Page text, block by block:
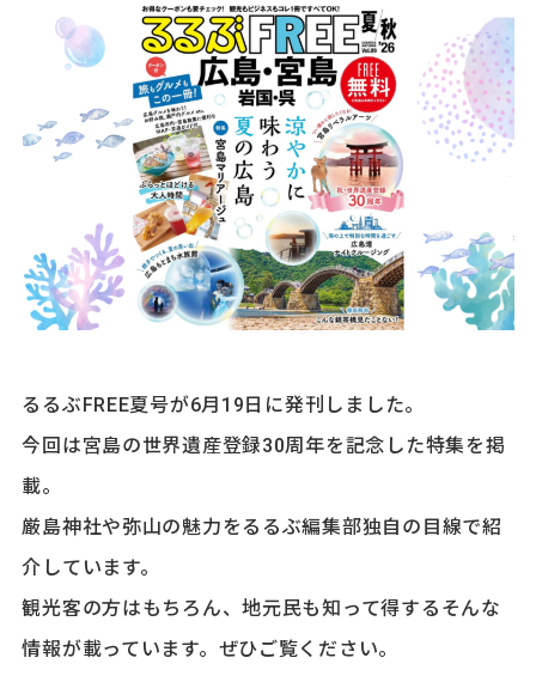
るるぶFREE夏号が6月19日に発刊しました。
今回は宮島の世界遺産登録30周年を記念した特集を掲
載。
厳島神社や弥山の魅力をるるぶ編集部独自の目線で紹
介しています。
観光客の方はもちろん、地元民も知って得するそんな
情報が載っています。ぜひご覧ください。